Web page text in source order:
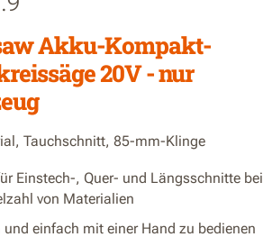
Akku-Kompakt-
20V - nur
Tauchschnitt, 85-mm-Klinge
Einstech-, Quer- und Längsschnitte bei
von Materialien
und einfach mit einer Hand zu bedienen